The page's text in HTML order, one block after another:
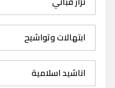
ابتهالات وتواشيح
اناشيد اسلامية